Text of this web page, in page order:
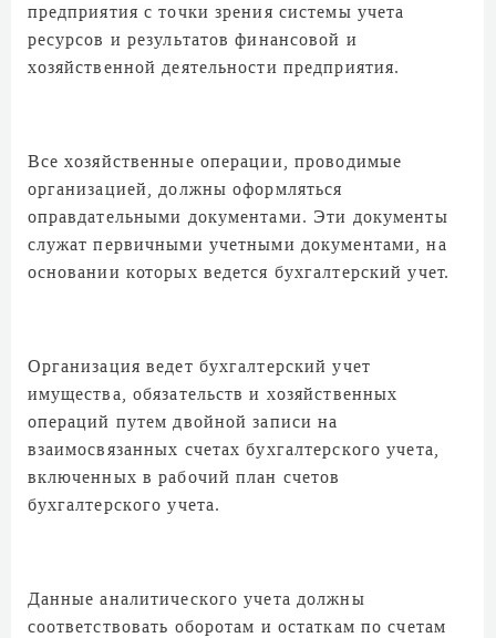
предприятия с точки зрения системы учета
ресурсов и результатов финансовой и
хозяйственной деятельности предприятия.
Все хозяйственные операции, проводимые
организацией, должны оформляться
оправдательными документами. Эти документы
служат первичными учетными документами, на
основании которых ведется бухгалтерский учет.
Организация ведет бухгалтерский учет
имущества, обязательств и хозяйственных
операций путем двойной записи на
взаимосвязанных счетах бухгалтерского учета,
включенных в рабочий план счетов
бухгалтерского учета.
Данные аналитического учета должны
соответствовать оборотам и остаткам по счетам